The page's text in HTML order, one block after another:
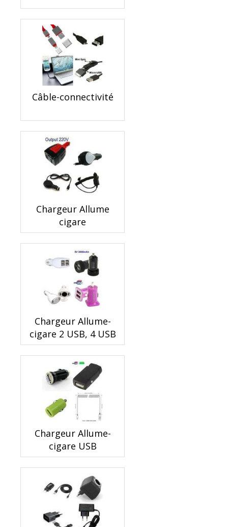
Câble-connectivité
Chargeur Allume
cigare
Chargeur Allume-
cigare 2 USB, 4 USB
Chargeur Allume-
cigare USB